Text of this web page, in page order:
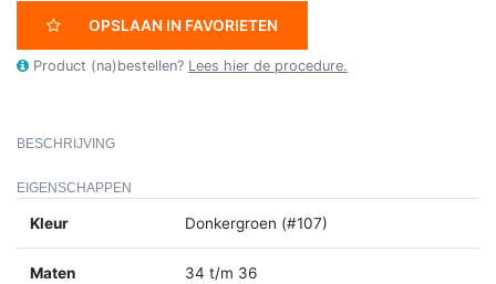
OPSLAAN IN FAVORIETEN
Product (na)bestellen? Lees hier de procedure.
BESCHRIJVING
EIGENSCHAPPEN
Kleur Donkergroen (#107)
Maten
34 t/m 36